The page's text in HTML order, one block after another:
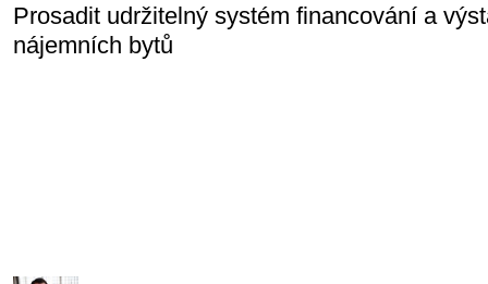
Prosadit udržitelný systém financování a
nájemních bytů